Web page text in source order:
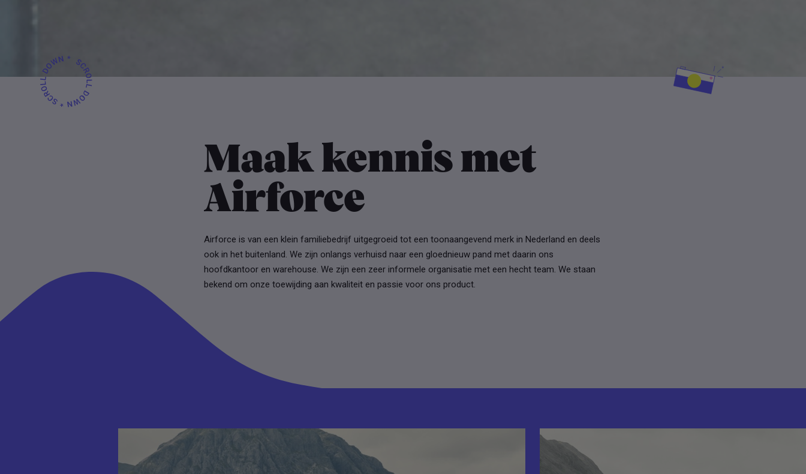
Maak kennis met
Airforce
Airforce is van een klein familiebedrijf uitgegroeid tot een toonaangevend merk in Nederland en deels
ook in het buitenland. We zijn onlangs verhuisd naar een gloednieuw pand met daarin ons
hoofdkantoor en warehouse. We zijn een zeer informele organisatie met een hecht team. We staan
bekend om onze toewijding aan kwaliteit en passie voor ons product.